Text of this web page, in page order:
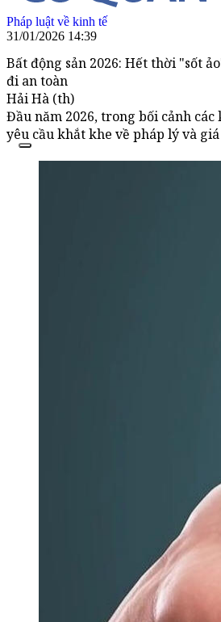
Pháp luật về kinh tế
31/01/2026 14:39
Bất động sản 2026: Hết thời "sốt
đi an toàn
Hải Hà (th)
Đầu năm 2026, trong bối cảnh
yêu cầu khắt khe về pháp lý và